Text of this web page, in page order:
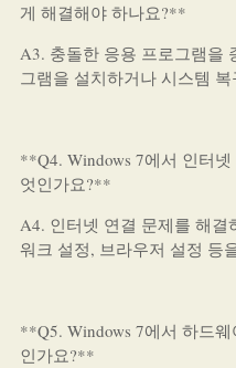
게 해결해야 하나요?**
A3. 충돌한 응용 프로그램을
그램을 설치하거나 시스템
**Q4. Windows 7에서 인터
엇인가요?**
A4. 인터넷 연결 문제를 해결
워크 설정, 브라우저 설정 등
**Q5. Windows 7에서 하드
인가요?**